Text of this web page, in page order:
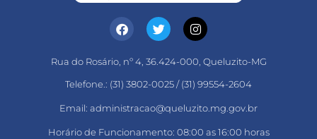
Rua do Rosário, nº 4, 36.424-000, Queluzito-MG
Telefone.: (31) 3802-0025 / (31) 99554-2604
Email: administracao@queluzito.mg.gov.br
Horário de Funcionamento: 08:00 as 16:00 horas